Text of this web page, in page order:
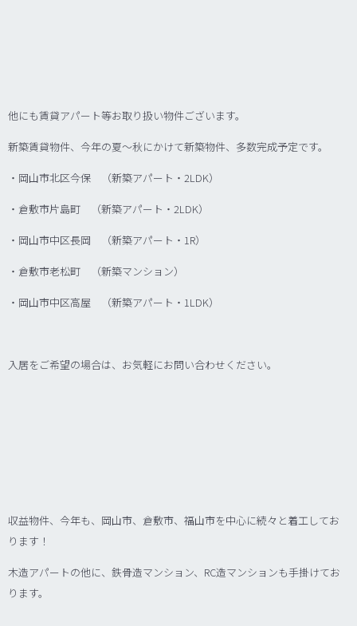
他にも賃貸アパート等お取り扱い物件ございます。
新築賃貸物件、今年の夏～秋にかけて新築物件、多数完成予定です。
・岡山市北区今保 （新築アパート・2LDK）
・倉敷市片島町 （新築アパート・2LDK）
・岡山市中区長岡 （新築アパート・1R）
・倉敷市老松町 （新築マンション）
・岡山市中区高屋 （新築アパート・1LDK）
入居をご希望の場合は、お気軽にお問い合わせください。
収益物件、今年も、 岡山市、倉敷市、福山市を中心に続々と着工してお
ります！
木造アパートの他に、鉄骨造マンション、RC造マンションも手掛けてお
ります。